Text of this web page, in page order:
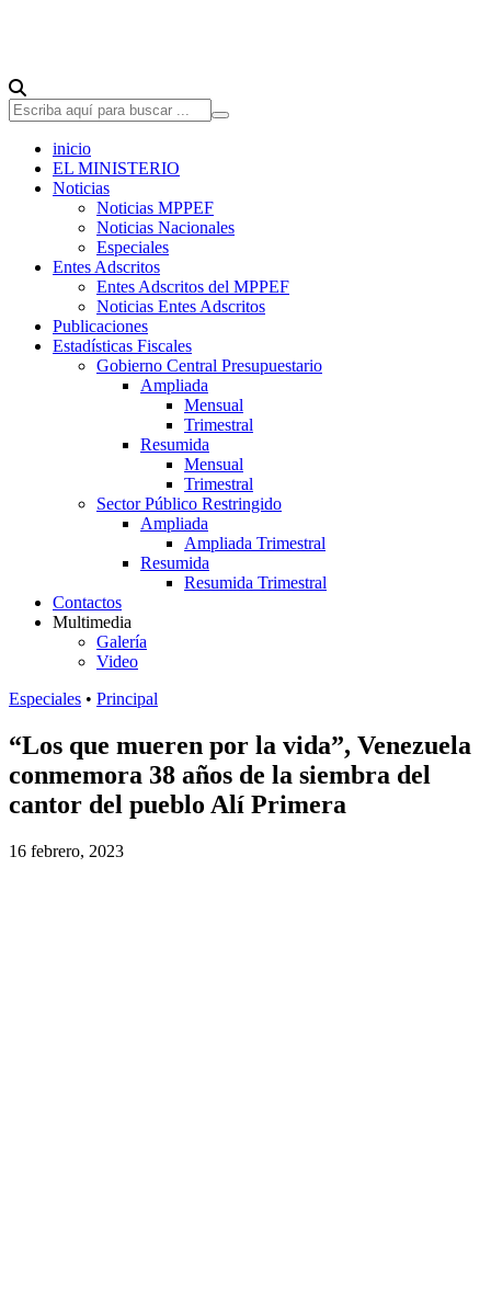
inicio
EL MINISTERIO
Noticias
Noticias MPPEF
Noticias Nacionales
Especiales
Entes Adscritos
Entes Adscritos del MPPEF
Noticias Entes Adscritos
Publicaciones
Estadísticas Fiscales
Gobierno Central Presupuestario
Ampliada
Mensual
Trimestral
Resumida
Mensual
Trimestral
Sector Público Restringido
Ampliada
Ampliada Trimestral
Resumida
Resumida Trimestral
Contactos
Multimedia
Galería
Video
Especiales • Principal
“Los que mueren por la vida”, Venezuela
conmemora 38 años de la siembra del
cantor del pueblo Alí Primera
16 febrero, 2023